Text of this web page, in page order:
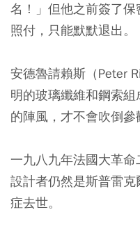
名！」但他之前簽了
照付，只能默默退出。
安德魯請賴斯（Peter
明的玻璃纖維和鋼索
的陣風，才不會吹倒參
一九八九年法國大革命
設計者仍然是斯普雷
症去世。